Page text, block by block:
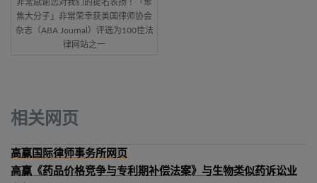
非常感谢您对我们的提名表扬！「聚
焦大分子」非常荣幸获美国律师协会
杂志（ABA Journal）评选为100佳法
律网站之一
相关网页
高赢国际律师事务所网页
高赢《药品价格竞争与专利期补偿法案》与生物类似药诉讼业